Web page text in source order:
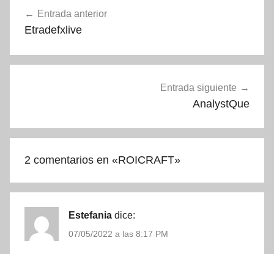
de
Entrada anterior
Etradefxlive
Entrada siguiente
AnalystQue
2 comentarios en «ROICRAFT»
Estefania dice:
07/05/2022 a las 8:17 PM